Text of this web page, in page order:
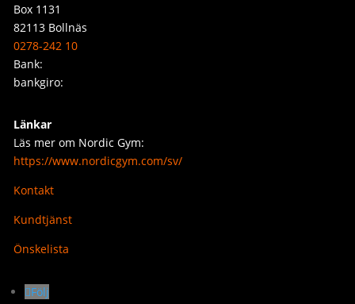
Box 1131
82113 Bollnäs
0278-242 10
Bank:
bankgiro:
Länkar
Läs mer om Nordic Gym:
https://www.nordicgym.com/sv/
Kontakt
Kundtjänst
Önskelista
Följ